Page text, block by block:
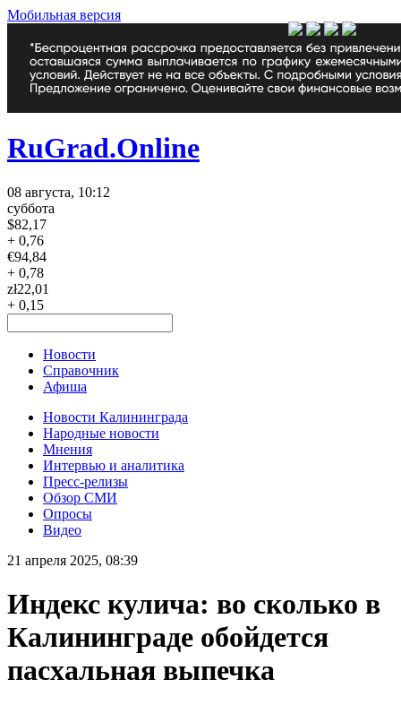
Мобильная версия
RuGrad.Online
08 августа, 10:12
суббота
$82,17
+ 0,76
€94,84
+ 0,78
zł22,01
+ 0,15
Новости
Справочник
Афиша
Новости Калининграда
Народные новости
Мнения
Интервью и аналитика
Пресс-релизы
Обзор СМИ
Опросы
Видео
21 апреля 2025, 08:39
Индекс кулича: во сколько в
Калининграде обойдется
пасхальная выпечка